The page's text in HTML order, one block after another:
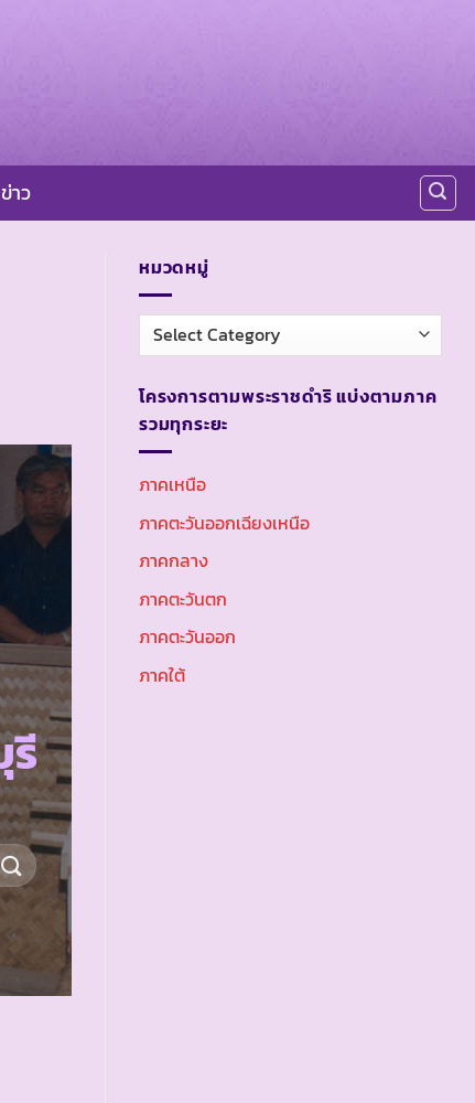
ข่าว
รี
หมวดหมู่
หมวด
หมู่
โครงการตามพระราชดำริ แบ่งตามภาค
รวมทุกระยะ
ภาคเหนือ
ภาคตะวันออกเฉียงเหนือ
ภาคกลาง
ภาคตะวันตก
ภาคตะวันออก
ภาคใต้